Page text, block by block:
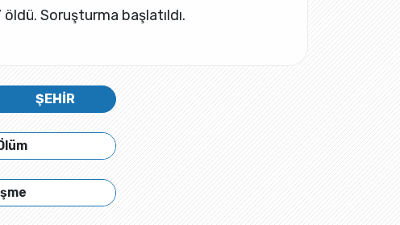
Soruşturma başlatıldı.
ŞEHİR